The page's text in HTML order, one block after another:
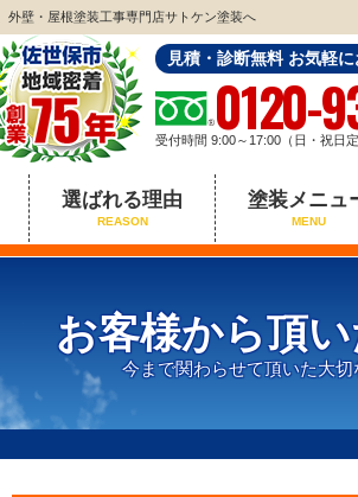
外壁・屋根塗装工事専門店サトケン塗装へ
見積・診断無料 お気軽
0120-
受付時間 9:00～17:00（日・祝日定
選ばれる理由
REASON
塗装メニュ
MENU
お客様から頂
今まで関わらせて頂いた大切